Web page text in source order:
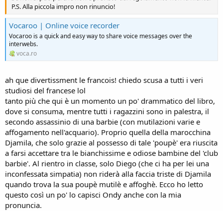
P.S. Alla piccola impro non rinuncio!
Vocaroo | Online voice recorder
Vocaroo is a quick and easy way to share voice messages over the
interwebs.
voca.ro
ah que divertissment le francois! chiedo scusa a tutti i veri
studiosi del francese lol
tanto più che qui è un momento un po' drammatico del libro,
dove si consuma, mentre tutti i ragazzini sono in palestra, il
secondo assassinio di una barbie (con mutilazioni varie e
affogamento nell'acquario). Proprio quella della marocchina
Djamila, che solo grazie al possesso di tale 'poupè' era riuscita
a farsi accettare tra le bianchissime e odiose bambine del 'club
barbie'. Al rientro in classe, solo Diego (che ci ha per lei una
inconfessata simpatia) non riderà alla faccia triste di Djamila
quando trova la sua poupè mutilè e affoghè. Ecco ho letto
questo così un po' lo capisci Ondy anche con la mia
pronuncia.